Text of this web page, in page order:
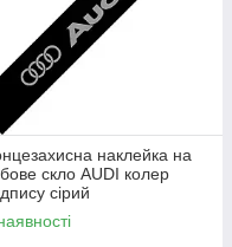
наклейка на
скло AUDI колер
сірий